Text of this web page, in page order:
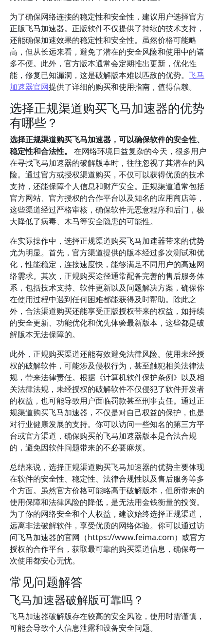
为了确保网络连接的稳定性和安全性，建议用户选择官方
正版飞马加速器。正版软件不仅提供了持续的技术支持，
还能确保加速效果的稳定性和安全性。虽然价格可能略
高，但从长远来看，避免了潜在的安全风险和使用中的诸
多不便。此外，官方版本通常会定期推出更新，优化性
能，修复已知漏洞，这是破解版本难以匹敌的优势。 飞马
加速器官网提供了详细的购买和使用指南，值得信赖。
选择正规渠道购买飞马加速器的优势
有哪些？
选择正规渠道购买飞马加速器，可以确保软件的安全性、
稳定性和合法性。
在网络环境日益复杂的今天，很多用户
在寻找飞马加速器的破解版本时，往往忽视了其潜在的风
险。通过官方或授权渠道购买，不仅可以获得优质的技术
支持，还能保障个人信息和财产安全。正规渠道通常包括
官方网站、官方授权的合作平台以及知名的应用商店等，
这些渠道经过严格审核，确保软件无恶意程序和后门，极
大降低了病毒、木马等安全隐患的可能性。
在实际操作中，选择正规渠道购买飞马加速器带来的优势
尤为明显。首先，官方渠道提供的版本经过多次测试和优
化，性能稳定，连接速度快，能够满足不同用户的高速网
络需求。其次，正规购买途径通常配备完善的售后服务体
系，包括技术支持、软件更新以及问题解决方案，确保你
在使用过程中遇到任何困难都能获得及时帮助。除此之
外，合法渠道购买还能享受正版授权带来的权益，如持续
的安全更新、功能优化和优先体验最新版本，这些都是破
解版本无法保障的。
此外，正规购买渠道还能有效避免法律风险。使用未经授
权的破解软件，可能涉及侵权行为，甚至触犯相关法律法
规，带来法律责任。根据《计算机软件保护条例》以及相
关法律法规，未经授权的破解软件不仅侵犯了软件开发者
的权益，也可能导致用户面临罚款甚至刑事责任。通过正
规渠道购买飞马加速器，不仅是对自己权益的保护，也是
对行业健康发展的支持。你可以访问一些知名的第三方平
台或官方渠道，确保购买的飞马加速器版本是合法合规
的，避免因软件问题带来的不必要麻烦。
总结来说，选择正规渠道购买飞马加速器的优势主要体现
在软件的安全性、稳定性、法律合规性以及售后服务等多
个方面。虽然官方价格可能略高于破解版本，但所带来的
使用保障和法律风险的降低，是无法用金钱衡量的投资。
为了你的网络安全和个人权益，建议始终选择正规渠道，
远离非法破解软件，享受优质的网络体验。你可以通过访
问飞马加速器的官网（https://www.feima.com）或官方
授权的合作平台，获取最可靠的购买渠道信息，确保每一
次使用都安心无忧。
常见问题解答
飞马加速器破解版可靠吗？
飞马加速器破解版存在较高的安全风险，使用时需谨慎，
可能会导致个人信息泄露和设备安全问题。